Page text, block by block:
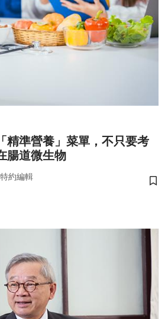
精準營養」菜單，不只要考
腸道微生物
約編輯
儲